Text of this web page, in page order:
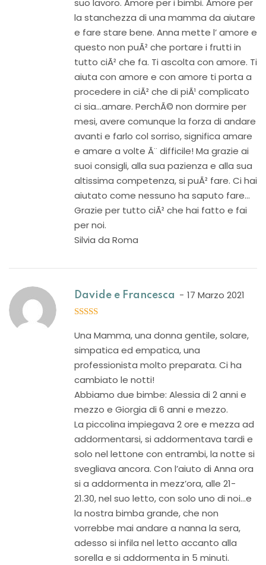
suo lavoro. Amore per i bimbi. Amore per
la stanchezza di una mamma da aiutare
e fare stare bene. Anna mette l’ amore e
questo non puÃ² che portare i frutti in
tutto ciÃ² che fa. Ti ascolta con amore. Ti
aiuta con amore e con amore ti porta a
procedere in ciÃ² che di piÃ¹ complicato
ci sia…amare. PerchÃ© non dormire per
mesi, avere comunque la forza di andare
avanti e farlo col sorriso, significa amare
e amare a volte Ã¨ difficile! Ma grazie ai
suoi consigli, alla sua pazienza e alla sua
altissima competenza, si puÃ² fare. Ci hai
aiutato come nessuno ha saputo fare…
Grazie per tutto ciÃ² che hai fatto e fai
per noi.
Silvia da Roma
Davide e Francesca 17 Marzo 2021
Una Mamma, una donna gentile, solare,
simpatica ed empatica, una
professionista molto preparata. Ci ha
cambiato le notti!
Abbiamo due bimbe: Alessia di 2 anni e
mezzo e Giorgia di 6 anni e mezzo.
La piccolina impiegava 2 ore e mezza ad
addormentarsi, si addormentava tardi e
solo nel lettone con entrambi, la notte si
svegliava ancora. Con l’aiuto di Anna ora
si a addormenta in mezz’ora, alle 21-
21.30, nel suo letto, con solo uno di noi…e
la nostra bimba grande, che non
vorrebbe mai andare a nanna la sera,
adesso si infila nel letto accanto alla
sorella e si addormenta in 5 minuti.